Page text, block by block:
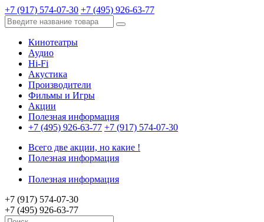
+7 (917) 574-07-30 +7 (495) 926-63-77
Кинотеатры
Аудио
Hi-Fi
Акустика
Производители
Фильмы и Игры
Акции
Полезная информация
+7 (495) 926-63-77 +7 (917) 574-07-30
Всего две акции, но какие !
Полезная информация
Полезная информация
+7 (917) 574-07-30
+7 (495) 926-63-77